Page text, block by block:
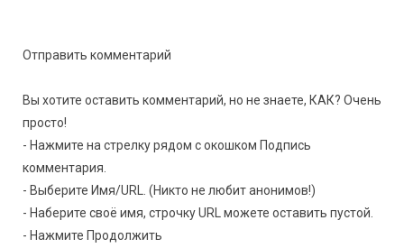
Отправить комментарий
Вы хотите оставить комментарий, но не знаете, КАК? Очень
просто!
- Нажмите на стрелку рядом с окошком Подпись
комментария.
- Выберите Имя/URL. (Никто не любит анонимов!)
- Наберите своё имя, строчку URL можете оставить пустой.
- Нажмите Продолжить